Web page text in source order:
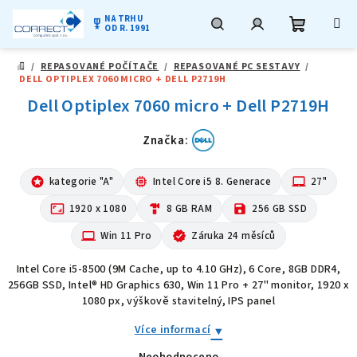
obsah
military_tech NA TRHU
OD R. 1991
DOMŮ
/ REPASOVANÉ POČÍTAČE / REPASOVANÉ PC SESTAVY /
DELL OPTIPLEX 7060 MICRO + DELL P2719H
Dell Optiplex 7060 micro + Dell P2719H
Značka:
stars kategorie "A" memory Intel Core i5 8. Generace laptop_mac 27"
aspect_ratio 1920 x 1080 hardware 8 GB RAM save 256 GB SSD
computer Win 11 Pro verified Záruka 24 měsíců
Intel Core i5-8500 (9M Cache, up to 4.10 GHz), 6 Core, 8GB DDR4,
256GB SSD, Intel® HD Graphics 630, Win 11 Pro + 27" monitor, 1920 x
1080 px, výškově stavitelný, IPS panel
Více informací